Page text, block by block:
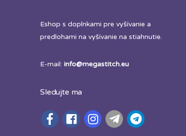
Eshop s doplnkami pre vyšívanie a
predlohami na vyšívanie na stiahnutie.
E-mail: info@megastitch.eu
Sledujte ma